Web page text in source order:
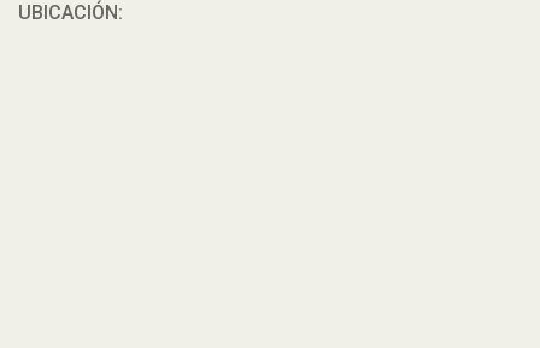
UBICACIÓN: